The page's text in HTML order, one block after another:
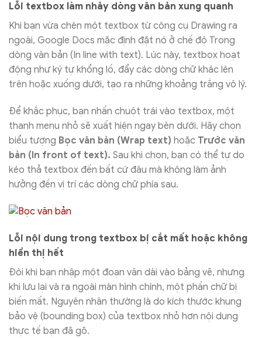
Lỗi textbox làm nhảy dòng văn bản xung quanh
Khi bạn vừa chèn một textbox từ công cụ Drawing ra
ngoài, Google Docs mặc định đặt nó ở chế độ Trong
dòng văn bản (In line with text). Lúc này, textbox hoạt
động như ký tự khổng lồ, đẩy các dòng chữ khác lên
trên hoặc xuống dưới, tạo ra những khoảng trắng vô lý.
Để khắc phục, bạn nhấn chuột trái vào textbox, một
thanh menu nhỏ sẽ xuất hiện ngay bên dưới. Hãy chọn
biểu tượng Bọc văn bản (Wrap text) hoặc Trước văn
bản (In front of text). Sau khi chọn, bạn có thể tự do
kéo thả textbox đến bất cứ đâu mà không làm ảnh
hưởng đến vị trí các dòng chữ phía sau.
Lỗi nội dung trong textbox bị cắt mất hoặc không
hiển thị hết
Đôi khi bạn nhập một đoạn văn dài vào bảng vẽ, nhưng
khi lưu lại và ra ngoài màn hình chính, một phần chữ bị
biến mất. Nguyên nhân thường là do kích thước khung
bảo vệ (bounding box) của textbox nhỏ hơn nội dung
thực tế bạn đã gõ.